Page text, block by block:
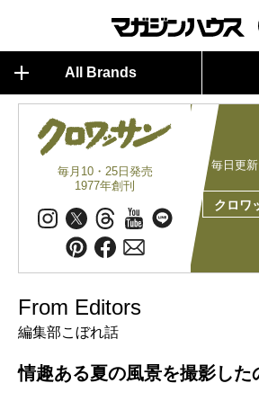
All Brands
毎月10・25日発売
1977年創刊
毎日更
クロワ
From Editors
編集部こぼれ話
情趣ある夏の風景を撮影した